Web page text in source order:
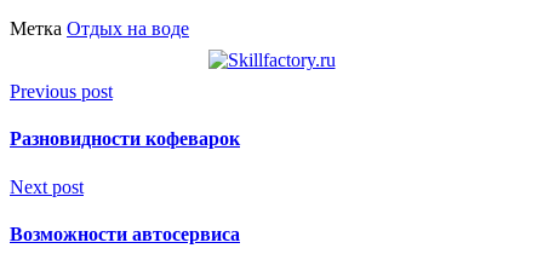
Метка Отдых на воде
Previous post
Разновидности кофеварок
Next post
Возможности автосервиса